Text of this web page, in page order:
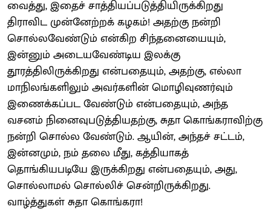
வைத்து, இதைச் சாத்தியப்படுத்தியிருக்கிறது
திராவிட முன்னேற்றக் கழகம்! அதற்கு நன்றி
சொல்லவேண்டும் என்கிற சிந்தனையையும்,
இன்னும் அடையவேண்டிய இலக்கு
தூரத்திலிருக்கிறது என்பதையும், அதற்கு, எல்லா
மாநிலங்களிலும் அவர்களின் மொழிவுணர்வும்
இணைக்கப்பட வேண்டும் என்பதையும், அந்த
வசனம் நினைவுபடுத்தியதற்கு, சுதா கொங்கராவிற்கு
நன்றி சொல்ல வேண்டும். ஆயின், அந்தச் சட்டம்,
இன்னமும், நம் தலை மீது, கத்தியாகத்
தொங்கியபடியே இருக்கிறது என்பதையும், அது,
சொல்லாமல் சொல்லிச் சென்றிருக்கிறது.
வாழ்த்துகள் சுதா கொங்கரா!